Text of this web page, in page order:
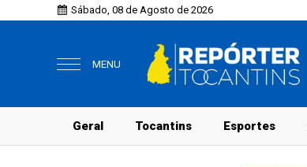
Sábado, 08 de Agosto de 2026
MENU
Geral Tocantins Esportes